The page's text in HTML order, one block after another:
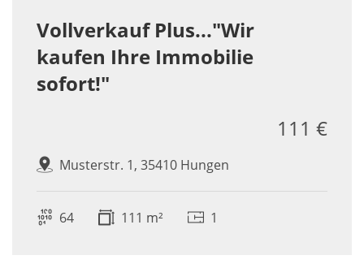
Vollverkauf Plus..."Wir
kaufen Ihre Immobilie
sofort!"
Musterstr. 1, 35410 Hungen
111 €
64 111 m² 1